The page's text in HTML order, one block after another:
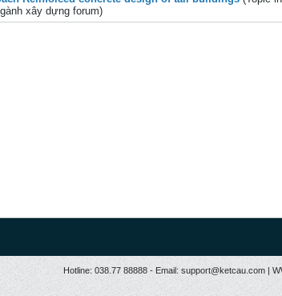
xây dựng forum)
Hotline: 038.77 88888 - Email: support@ketcau.com |